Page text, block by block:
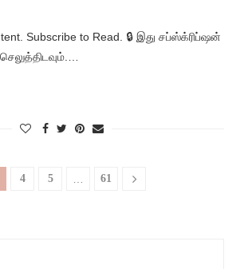
Subscribe to Read. 🔒 இது சப்ஸ்க்ரிப்ஷன்
4 5 61